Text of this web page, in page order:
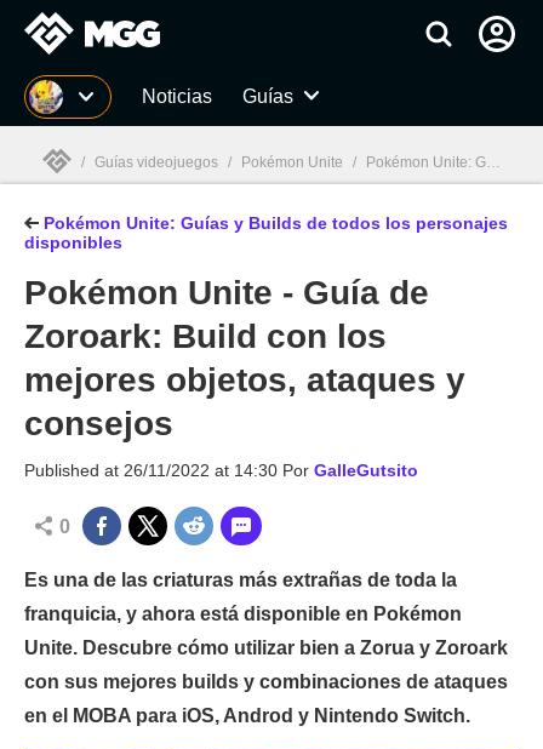
MGG Noticias Guías
MGG
/ Guías videojuegos / Pokémon Unite / Pokémon Unite: Guías y Builds de todos los personajes disponibles
Pokémon Unite: Guías y Builds de todos los personajes
disponibles
Pokémon Unite - Guía de
Zoroark: Build con los
mejores objetos, ataques y
consejos
Published at 26/11/2022 at 14:30 Por GalleGutsito
0
Es una de las criaturas más extrañas de toda la
franquicia, y ahora está disponible en Pokémon
Unite. Descubre cómo utilizar bien a Zorua y Zoroark
con sus mejores builds y combinaciones de ataques
en el MOBA para iOS, Androd y Nintendo Switch.